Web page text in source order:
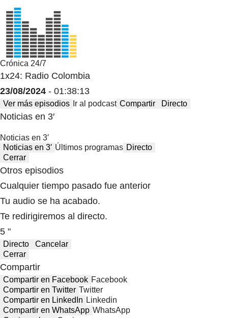
Crónica 24/7
1x24: Radio Colombia
23/08/2024 - 01:38:13
Ver más episodios Ir al podcast Compartir Directo
Noticias en 3′
Noticias en 3′
Noticias en 3′ Últimos programas Directo
Cerrar
Otros episodios
Cualquier tiempo pasado fue anterior
Tu audio se ha acabado.
Te redirigiremos al directo.
5 "
Directo
Cancelar
Cerrar
Compartir
Compartir en Facebook Facebook
Compartir en Twitter Twitter
Compartir en LinkedIn Linkedin
Compartir en WhatsApp WhatsApp